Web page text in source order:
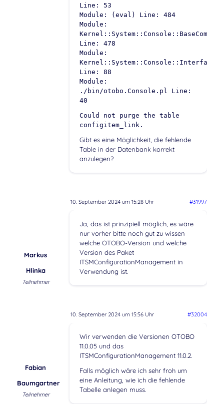
Line: 53
Module: (eval) Line: 484
Module:
Line: 478
Module:
Line: 88
Module:
./bin/otobo.Console.pl Line:
40
Could not purge the table
configitem_link.
Gibt es eine Möglichkeit, die fehlende
Table in der Datenbank korrekt
anzulegen?
10. September 2024 um 15:28 Uhr #31997
Markus
Hlinka
Teilnehmer
Ja, das ist prinzipiell möglich, es wäre
nur vorher bitte noch gut zu wissen
welche OTOBO-Version und welche
Version des Paket
ITSMConfigurationManagement in
Verwendung ist.
10. September 2024 um 15:56 Uhr #32004
Fabian
Baumgartner
Teilnehmer
Wir verwenden die Versionen OTOBO
11.0.05 und das
ITSMConfigurationManagement 11.0.2.
Falls möglich wäre ich sehr froh um
eine Anleitung, wie ich die fehlende
Tabelle anlegen muss.